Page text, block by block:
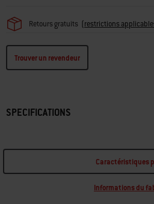
Retours gratuits (restrictions
Trouver un revendeur
SPECIFICATIONS
Caractéristiques
Informations du